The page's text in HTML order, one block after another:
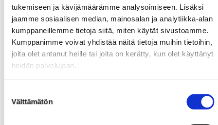
tukemiseen ja kävijämäärämme analysoimiseen. Lisäksi
jaamme sosiaalisen median, mainosalan ja analytiikka-alan
kumppaneillemme tietoja siitä, miten käytät sivustoamme.
Kumppanimme voivat yhdistää näitä tietoja muihin tietoihin,
joita olet antanut heille tai joita on kerätty, kun olet käyttänyt
heidän palvelujaan.
valinta
Välttämätön